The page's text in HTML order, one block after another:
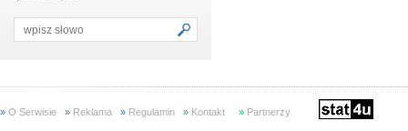
» O Serwisie » Reklama » Regulamin » Kontakt » Partnerzy